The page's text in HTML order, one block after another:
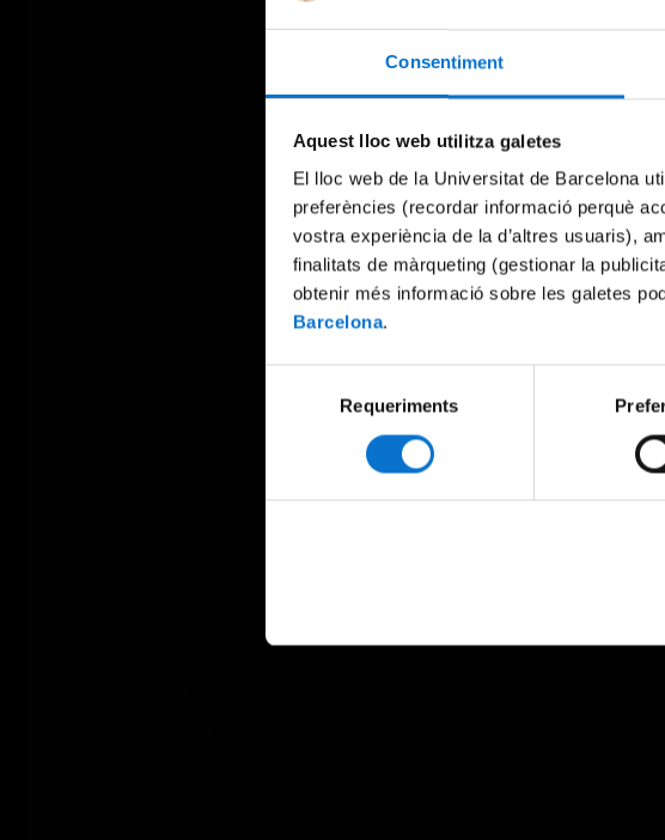
Consentiment
Aquest lloc web utilitza galetes
El lloc web de la Universitat de Barcelona
preferències (recordar informació perquè
vostra experiència de la d’altres usuaris),
finalitats de màrqueting (gestionar la
obtenir més informació sobre les galetes
Barcelona.
Requeriments